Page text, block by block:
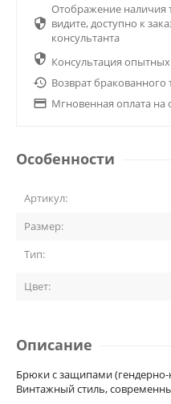

Отображение наличия
видите, доступно к
консультанта
 Консультация
 Возврат бракованного
 Мгновенная оплата на
Особенности
Артикул:
Размер:
Тип:
Цвет:
Описание
Брюки с защипами
Винтажный стиль,